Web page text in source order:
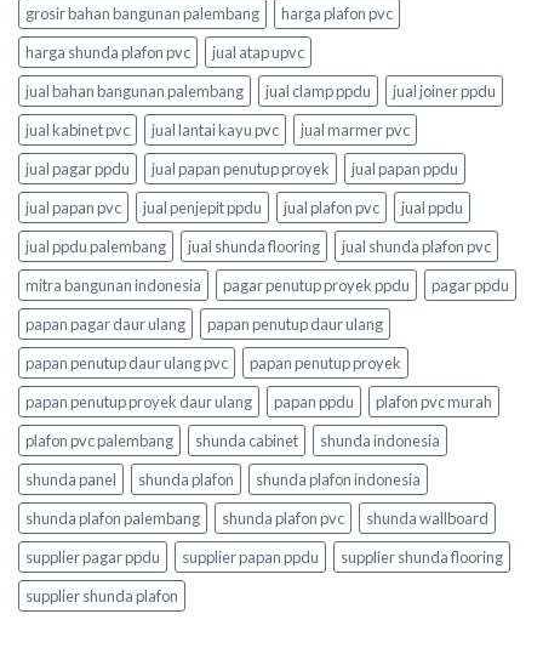
grosir bahan bangunan palembang
harga plafon pvc
harga shunda plafon pvc
jual atap upvc
jual bahan bangunan palembang
jual clamp ppdu
jual joiner ppdu
jual kabinet pvc
jual lantai kayu pvc
jual marmer pvc
jual pagar ppdu
jual papan penutup proyek
jual papan ppdu
jual papan pvc
jual penjepit ppdu jual plafon pvc
jual ppdu
jual ppdu palembang
jual shunda flooring
jual shunda plafon pvc
mitra bangunan indonesia
pagar penutup proyek ppdu
pagar ppdu
papan pagar daur ulang
papan penutup daur ulang
papan penutup daur ulang pvc
papan penutup proyek
papan penutup proyek daur ulang
papan ppdu
plafon pvc murah
plafon pvc palembang
shunda cabinet
shunda indonesia
shunda panel
shunda plafon
shunda plafon indonesia
shunda plafon palembang
shunda plafon pvc
shunda wallboard
supplier pagar ppdu
supplier papan ppdu
supplier shunda flooring
supplier shunda plafon